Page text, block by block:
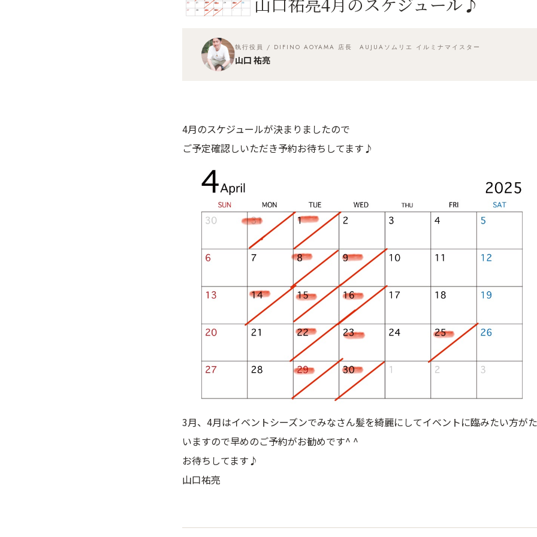
執行役員 / DIFINO AOYAMA 店長 AUJUAソムリエ イルミナマイスター
山口 祐亮
4月のスケジュールが決まりましたので
ご予定確認しいただき予約お待ちしてます♪
3月、4月はイベントシーズンでみなさん髪を綺麗にしてイベントに臨みたい方が
いますので早めのご予約がお勧めです^ ^
お待ちしてます♪
山口祐亮